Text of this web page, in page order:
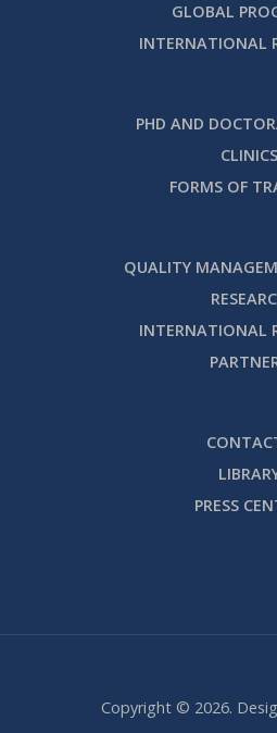
GLOBAL
INTERNATIONAL
PHD AND
CLINICS
FORMS OF
QUALITY
INTERNATIONAL
PRESS
Copyright © 2026.